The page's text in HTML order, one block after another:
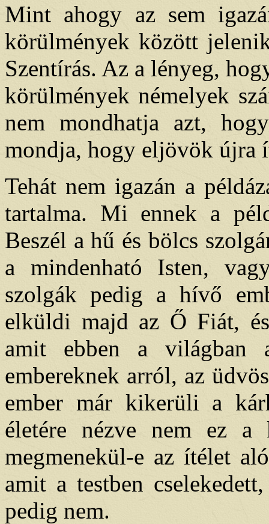
Mint ahogy az sem
körülmények között
Szentírás. Az a lényeg,
körülmények némelyek
nem mondhatja azt,
mondja, hogy eljövök újra
Tehát nem igazán a
tartalma. Mi ennek a
Beszél a hű és bölcs
a mindenható Isten,
szolgák pedig a hívő
elküldi majd az Ő Fiát,
amit ebben a világban
embereknek arról, az
ember már kikerüli a
életére nézve nem ez a
megmenekül-e az ítélet
amit a testben
pedig nem.